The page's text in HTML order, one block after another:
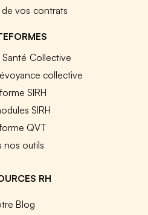
de vos contrats
Collective
collective
SIRH
SIRH
QVT
nos outils
RH
Blog